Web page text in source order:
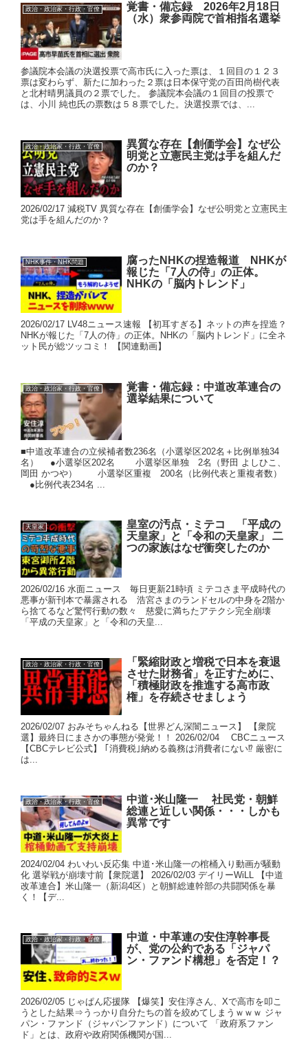
政治・政治家・行政・官僚
覚書・備忘録 2026年2月18日
（水）衆参両院で首相指名選挙
参議院本会議の決選投票で高市氏に入った票は、１回目の１２３
票は変わらず、新たに加わった２票は日本保守党の百田尚樹代表
と北村晴男議員の２票でした。 参議院本会議の１回目の投票で
は、小川 純也氏の票数は５８票でした。決選投票では、...
政治・政治家・行政・官僚
異質な存在【創価学会】なぜ公
明党と立憲民主党は手を組んだ
のか？
2026/02/17 減税TV 異質な存在【創価学会】なぜ公明党と立憲民主
党は手を組んだのか？
NHK事件・NHK問題
腐ったNHKの捏造報道 NHKが
報じた「7人の侍」の正体。
NHKの「脳内トレンド」
2026/02/17 LV48ニュース速報 【初耳すぎる】ネットの声を捏造？
NHKが報じた「7人の侍」の正体。NHKの「脳内トレンド」に全ネ
ット民が総ツッコミ！ 【関連動画】
政治・政治家・行政・官僚
覚書・備忘録：中道改革連合の
選挙結果について
■中道改革連合の立候補者数236名（小選挙区202名＋比例単独34
名） ●小選挙区202名 小選挙区単独 2名（野田 よしひこ、
岡田 かつや） 小選挙区重複 200名（比例代表と重複者数）
●比例代表234名 ...
天皇家
皇室の汚点・ミテコ 「平成の
天皇家」と「令和の天皇家」 二
つの家族はなぜ衝突したのか
2026/02/16 水面ニュース 毎日更新21時頃 ミテコさま平成時代の
悪事が新刊本で暴露される 浩宮さまのランドセルの中身を2階か
ら捨てるなど驚愕行動の数々 慈愛に満ちたアテクシ完全崩壊
「平成の天皇家」と「令和の天皇...
政治・政治家・行政・官僚
「緊縮財政と増税で日本を衰退
させた財務省」を正すために、
「積極財政を推進する高市政
権」を存続させましょう
2026/02/07 おみそちゃんねる【世界どん深闇ニュース】 【衆院
選】最終日にまさかの事態が発覚！！ 2026/02/04 CBCニュース
【CBCテレビ公式】 ｢消費税｣納める義務は消費者にない⁉ 厳密に
は...
政治・政治家・行政・官僚
中道･米山隆一 社民党・朝鮮
総連と近しい関係・・・しかも
異常です
2024/02/04 わいわい反応集 中道･米山隆一の棺桶入り動画が騒動
化 選挙戦が崩壊寸前【衆院選】 2026/02/03 デイリーWiLL 【中道
改革連合】米山隆一（新潟4区）と朝鮮総連幹部の共闘関係を暴
く！【デ...
政治・政治家・行政・官僚
中道・中革連の安住淳幹事長
が、党の公約である「ジャパ
ン・ファンド構想」を否定！？
2026/02/05 じゃぱん応援隊 【爆笑】安住淳さん、Xで高市を叩こ
うとした結果⇒うっかり自分たちの首を絞めてしまうｗｗｗ ジャ
パン・ファンド（ジャパンファンド）について 「政府系ファン
ド」とは、政府や政府関係機関が国...